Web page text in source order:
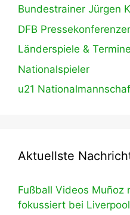
Bundestrainer Jürgen
DFB
Länderspiele & Termine
Nationalspieler
u21
Aktuellste
Fußball Videos Muñoz
fokussiert bei Liverpool